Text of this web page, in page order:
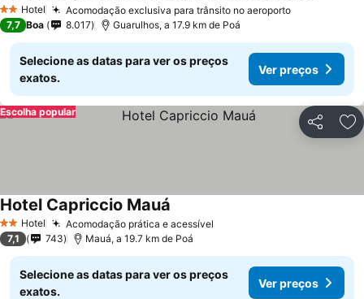
2 Estrelas
Hotel Acomodação exclusiva para trânsito no aeroporto
7,7 Boa 8.017 Guarulhos, a 17.9 km de Poá
Selecione as datas para ver os preços
exatos.
Ver preços
Partilhar
Escolha popular
2 Estrelas
Hotel Acomodação prática e acessível
Hotel Capriccio Mauá
7,1 743 Mauá, a 19.7 km de Poá
Selecione as datas para ver os preços
exatos.
Ver preços